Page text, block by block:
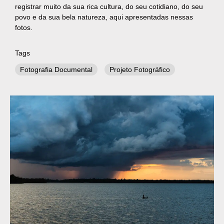
registrar muito da sua rica cultura, do seu cotidiano, do seu
povo e da sua bela natureza, aqui apresentadas nessas
fotos.
Tags
Fotografia Documental Projeto Fotográfico